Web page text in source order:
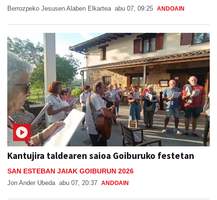
Berrozpeko Jesusen Alaben Elkartea abu 07, 09:25 ANDOAIN
Kantujira taldearen saioa Goiburuko festetan
SAN ESTEBAN JAIAK GOIBURUN 2026
Jon Ander Ubeda abu 07, 20:37 ANDOAIN